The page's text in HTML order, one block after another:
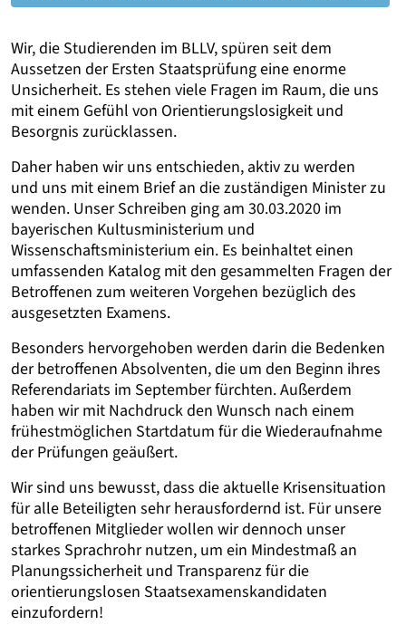
Wir, die Studierenden im BLLV, spüren seit dem
Aussetzen der Ersten Staatsprüfung eine enorme
Unsicherheit. Es stehen viele Fragen im Raum, die uns
mit einem Gefühl von Orientierungslosigkeit und
Besorgnis zurücklassen.
Daher haben wir uns entschieden, aktiv zu werden
und uns mit einem Brief an die zuständigen Minister zu
wenden. Unser Schreiben ging am 30.03.2020 im
bayerischen Kultusministerium und
Wissenschaftsministerium ein. Es beinhaltet einen
umfassenden Katalog mit den gesammelten Fragen der
Betroffenen zum weiteren Vorgehen bezüglich des
ausgesetzten Examens.
Besonders hervorgehoben werden darin die Bedenken
der betroffenen Absolventen, die um den Beginn ihres
Referendariats im September fürchten. Außerdem
haben wir mit Nachdruck den Wunsch nach einem
frühestmöglichen Startdatum für die Wiederaufnahme
der Prüfungen geäußert.
Wir sind uns bewusst, dass die aktuelle Krisensituation
für alle Beteiligten sehr herausfordernd ist. Für unsere
betroffenen Mitglieder wollen wir dennoch unser
starkes Sprachrohr nutzen, um ein Mindestmaß an
Planungssicherheit und Transparenz für die
orientierungslosen Staatsexamenskandidaten
einzufordern!